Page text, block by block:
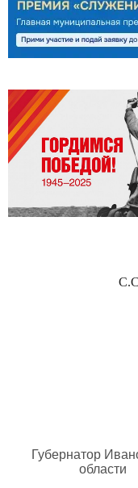
Губернатор
области